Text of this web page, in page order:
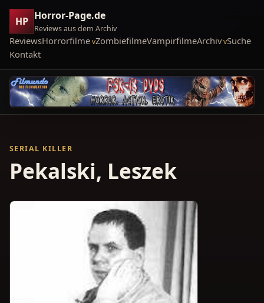
HP Horror-Page.de
Reviews aus dem Archiv
ReviewsHorrorfilme ZombiefilmeVampirfilmeArchiv Suche
Kontakt
SERIAL KILLER
Pekalski, Leszek